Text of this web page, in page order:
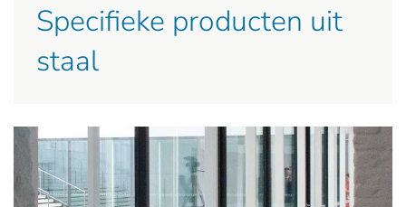
Specifieke producten uit
staal